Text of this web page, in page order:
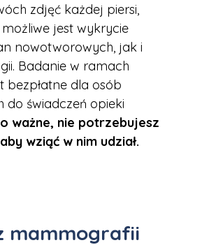
zdjęć każdej piersi,
jest wykrycie
nowotworowych, jak i
Badanie w ramach
bezpłatne dla osób
do świadczeń opieki
ważne, nie potrzebujesz
wziąć w nim udział.
mammografii